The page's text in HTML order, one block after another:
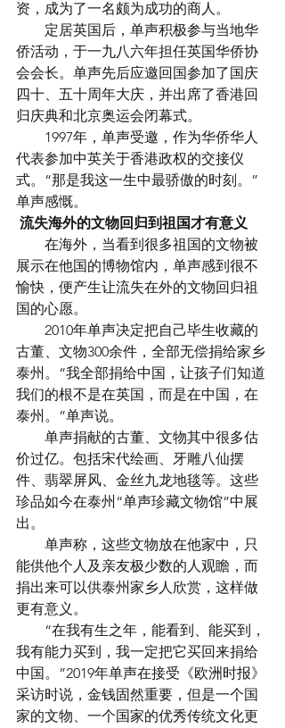
资，成为了一名颇为成功的商人。
定居英国后，单声积极参与当地华
侨活动，于一九八六年担任英国华侨协
会会长。单声先后应邀回国参加了国庆
四十、五十周年大庆，并出席了香港回
归庆典和北京奥运会闭幕式。
1997年，单声受邀，作为华侨华人
代表参加中英关于香港政权的交接仪
式。“那是我这一生中最骄傲的时刻。”
单声感慨。
流失海外的文物回归到祖国才有意义
在海外，当看到很多祖国的文物被
展示在他国的博物馆内，单声感到很不
愉快，便产生让流失在外的文物回归祖
国的心愿。
2010年单声决定把自己毕生收藏的
古董、文物300余件，全部无偿捐给家乡
泰州。“我全部捐给中国，让孩子们知道
我们的根不是在英国，而是在中国，在
泰州。”单声说。
单声捐献的古董、文物其中很多估
价过亿。包括宋代绘画、牙雕八仙摆
件、翡翠屏风、金丝九龙地毯等。这些
珍品如今在泰州“单声珍藏文物馆”中展
出。
单声称，这些文物放在他家中，只
能供他个人及亲友极少数的人观瞻，而
捐出来可以供泰州家乡人欣赏，这样做
更有意义。
“在我有生之年，能看到、能买到，
我有能力买到，我一定把它买回来捐给
中国。”2019年单声在接受《欧洲时报》
采访时说，金钱固然重要，但是一个国
家的文物、一个国家的优秀传统文化更